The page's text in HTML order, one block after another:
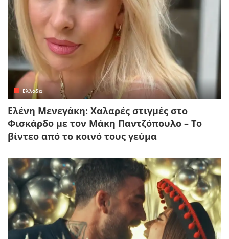
Ελλάδα
Ελένη Μενεγάκη: Χαλαρές στιγμές στο
Φισκάρδο με τον Μάκη Παντζόπουλο – Το
βίντεο από το κοινό τους γεύμα